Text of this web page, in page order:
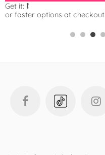
Get it: ❗️
or faster options at checkout